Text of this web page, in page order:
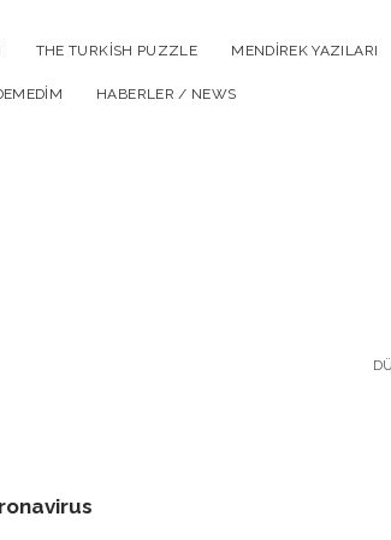
THE TURKISH PUZZLE MENDIREK YAZILARI
HABERLER / NEWS